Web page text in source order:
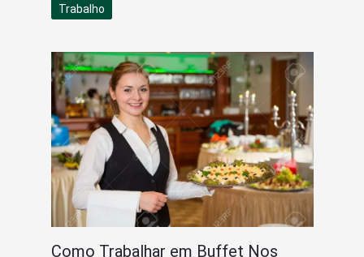
Trabalho
Como Trabalhar em Buffet Nos